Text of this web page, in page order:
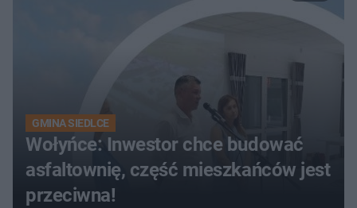
GMINA SIEDLCE
Wołyńce: Inwestor chce budować
asfaltownię, część mieszkańców jest
przeciwna!